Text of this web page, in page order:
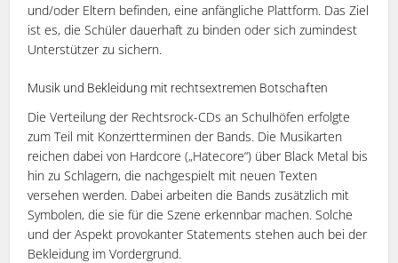
und/oder Eltern befinden, eine anfängliche Plattform. Das Ziel
ist es, die Schüler dauerhaft zu binden oder sich zumindest
Unterstützer zu sichern.
Musik und Bekleidung mit rechtsextremen Botschaften
Die Verteilung der Rechtsrock-CDs an Schulhöfen erfolgte
zum Teil mit Konzertterminen der Bands. Die Musikarten
reichen dabei von Hardcore („Hatecore“) über Black Metal bis
hin zu Schlagern, die nachgespielt mit neuen Texten
versehen werden. Dabei arbeiten die Bands zusätzlich mit
Symbolen, die sie für die Szene erkennbar machen. Solche
und der Aspekt provokanter Statements stehen auch bei der
Bekleidung im Vordergrund.